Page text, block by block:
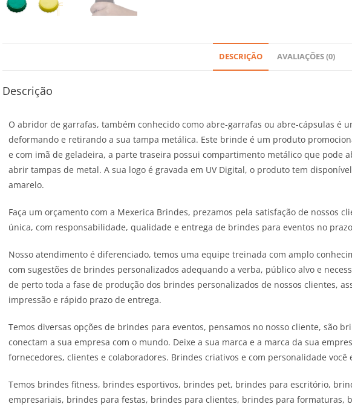
DESCRIÇÃO AVALIAÇÕES (0)
Descrição
O abridor de garrafas, também conhecido como abre-garrafas ou abre-cápsulas é
deformando e retirando a sua tampa metálica. Este brinde é um produto
e com imã de geladeira, a parte traseira possui compartimento metálico que pode
abrir tampas de metal. A sua logo é gravada em UV Digital, o produto tem
amarelo.
Faça um orçamento com a Mexerica Brindes, prezamos pela satisfação de nossos
única, com responsabilidade, qualidade e entrega de brindes para eventos no
Nosso atendimento é diferenciado, temos uma equipe treinada com amplo
com sugestões de brindes personalizados adequando a verba, público alvo e
de perto toda a fase de produção dos brindes personalizados de nossos clientes,
impressão e rápido prazo de entrega.
Temos diversas opções de brindes para eventos, pensamos no nosso cliente, são
conectam a sua empresa com o mundo. Deixe a sua marca e a marca da sua
fornecedores, clientes e colaboradores. Brindes criativos e com personalidade
Temos brindes fitness, brindes esportivos, brindes pet, brindes para escritório,
empresariais, brindes para festas, brindes para clientes, brindes para formaturas,